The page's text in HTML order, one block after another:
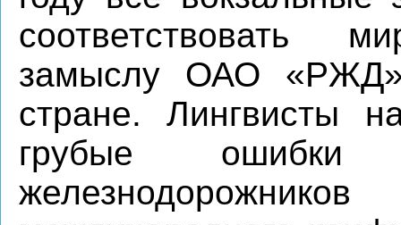
соответствовать
замыслу ОАО
стране. Лингвисты
грубые ошибки